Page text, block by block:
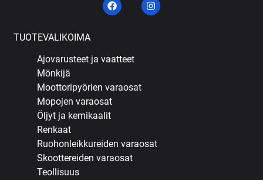
TUOTEVALIKOIMA
Ajovarusteet ja vaatteet
Mönkijä
Moottoripyörien varaosat
Mopojen varaosat
Öljyt ja kemikaalit
Renkaat
Ruohonleikkureiden varaosat
Skoottereiden varaosat
Teollisuus